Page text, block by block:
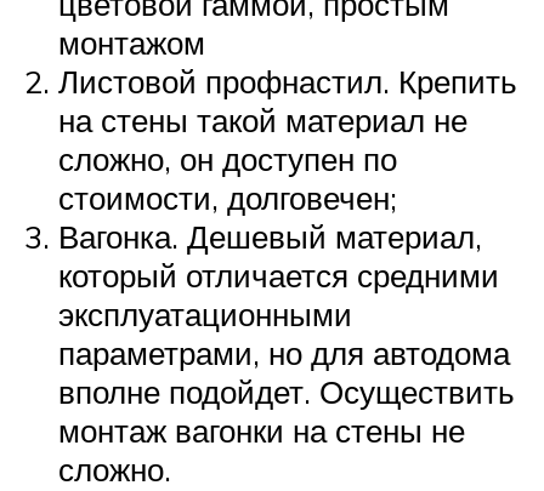
монтажом
Листовой профнастил. Крепить
на стены такой материал не
сложно, он доступен по
стоимости, долговечен;
Вагонка. Дешевый материал,
который отличается средними
эксплуатационными
параметрами, но для автодома
вполне подойдет. Осуществить
монтаж вагонки на стены не
сложно.